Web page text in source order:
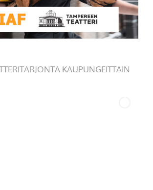
KAUPUNGEITTAIN